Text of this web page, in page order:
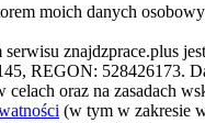
moich danych
serwisu znajdzprace.plus
REGON: 528426173.
celach oraz na zasadach
(w tym w zakresie